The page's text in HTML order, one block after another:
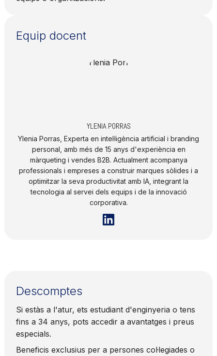
Equip docent
YLENIA PORRAS
Ylenia Porras, Experta en intel·ligència artificial i branding
personal, amb més de 15 anys d'experiència en
màrqueting i vendes B2B. Actualment acompanya
professionals i empreses a construir marques sòlides i a
optimitzar la seva productivitat amb IA, integrant la
tecnologia al servei dels equips i de la innovació
corporativa.
Descomptes
Si estàs a l'atur, ets estudiant d'enginyeria o tens
fins a 34 anys, pots accedir a avantatges i preus
especials.
Beneficis exclusius per a persones col·legiades o